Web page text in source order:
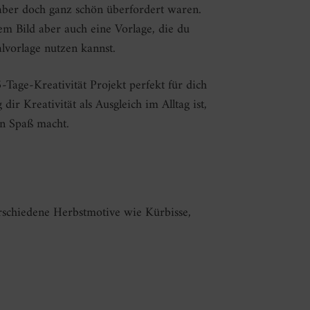
doch ganz schön überfordert waren.
Bild aber auch eine Vorlage, die du
nutzen kannst.
Tage-Kreativität Projekt perfekt für dich
Kreativität als Ausgleich im Alltag ist,
macht.
Herbstmotive wie Kürbisse,